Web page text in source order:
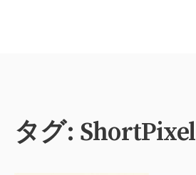
タグ: ShortPixel